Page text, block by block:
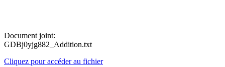
Document joint:
GDBj0yjg882_Addition.txt
Cliquez pour accéder au fichier